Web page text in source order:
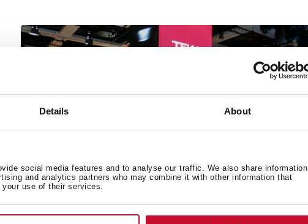
Details About
social media features and to analyse our traffic. We also share information
and analytics partners who may combine it with other information that
use of their services.